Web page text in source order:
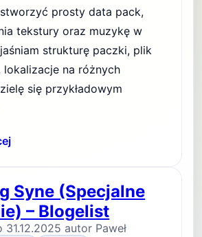
prosty data pack,
tekstury oraz muzykę w
strukturę paczki, plik
lokalizacje na różnych
się przykładowym
Syne (Specjalne
– Blogelist
autor Paweł